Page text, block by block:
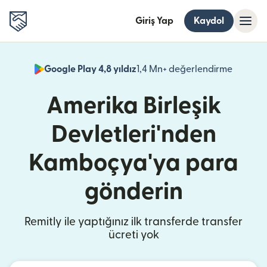
Giriş Yap Kaydol
Google Play 4,8 yıldız1,4 Mn+ değerlendirme
Amerika Birleşik
Devletleri'nden
Kamboçya'ya para
gönderin
Remitly ile yaptığınız ilk transferde transfer
ücreti yok